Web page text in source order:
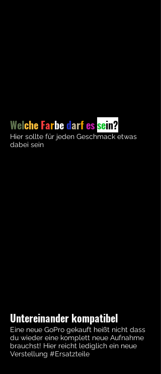
Welche Farbedarfessein?
Hier sollte für jeden Geschmack etwas
dabei sein
Untereinander kompatibel
Eine neue GoPro gekauft heißt nicht dass
du wieder eine komplett neue Aufnahme
brauchst! Hier reicht lediglich ein neue
Verstellung #Ersatzteile